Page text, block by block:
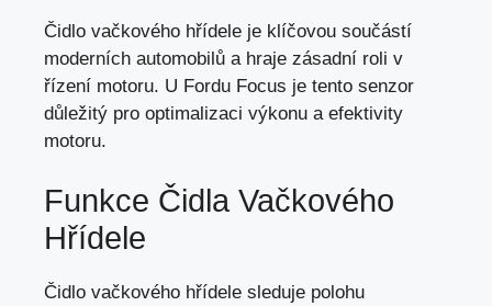
Čidlo vačkového hřídele je klíčovou součástí
moderních automobilů a hraje zásadní roli v
řízení motoru. U Fordu Focus je tento senzor
důležitý pro optimalizaci výkonu a efektivity
motoru.
Funkce Čidla Vačkového
Hřídele
Čidlo vačkového hřídele sleduje polohu